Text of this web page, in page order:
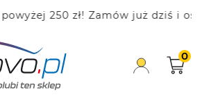
250 zł! Zamów już dziś i
0